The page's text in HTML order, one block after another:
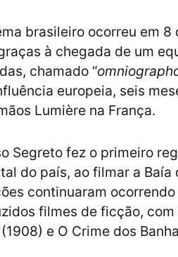
brasileiro ocorreu em 8
à chegada de um
chamado “
europeia, seis
Lumière na França.
Segreto fez o primeiro
do país, ao filmar a Baía
continuaram
filmes de ficção,
e O Crime dos